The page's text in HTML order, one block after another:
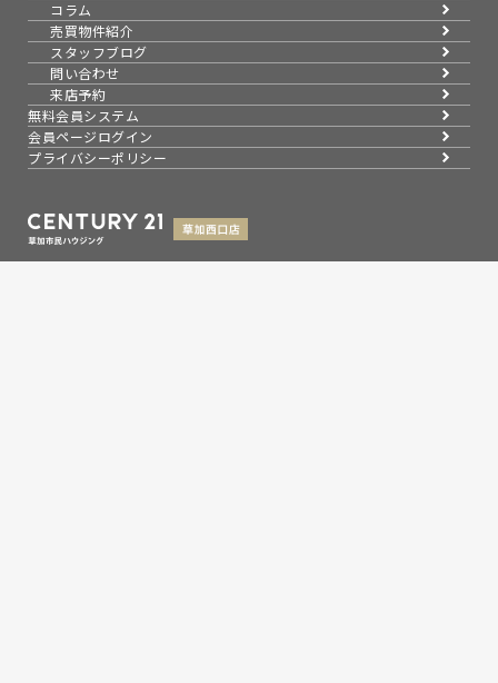
コラム
売買物件紹介
スタッフブログ
問い合わせ
来店予約
無料会員システム
会員ページログイン
プライバシーポリシー